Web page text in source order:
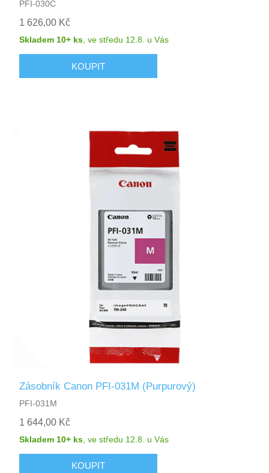
PFI-030C
1 626,00 Kč
Skladem 10+ ks,ve středu 12.8. u Vás
Zásobník Canon PFI-031M (Purpurový)
PFI-031M
1 644,00 Kč
Skladem 10+ ks ,ve středu 12.8. u Vás